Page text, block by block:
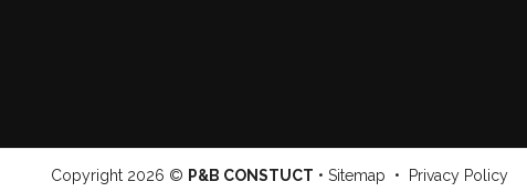
Copyright 2026 © P&B CONSTUCT • Sitemap • Privacy Policy